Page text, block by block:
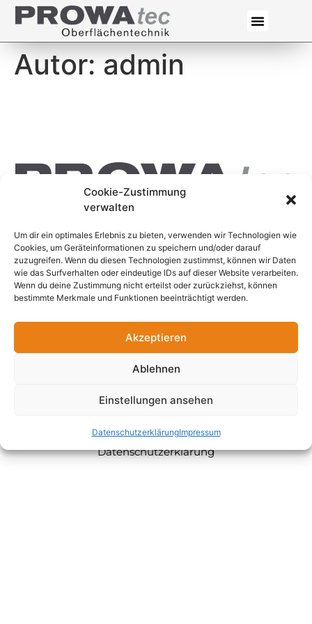
Cookie-Zustimmung
verwalten
Um dir ein optimales Erlebnis zu bieten, verwenden wir Technologien wie
Cookies, um Geräteinformationen zu speichern und/oder darauf
zuzugreifen. Wenn du diesen Technologien zustimmst, können wir Daten
wie das Surfverhalten oder eindeutige IDs auf dieser Website verarbeiten.
Wenn du deine Zustimmung nicht erteilst oder zurückziehst, können
bestimmte Merkmale und Funktionen beeinträchtigt werden.
Akzeptieren
Ablehnen
Einstellungen ansehen
DatenschutzerklärungImpressum
Autor:admin
Frank Warnicke | PROWAtec
0721 55 33 77
76189 Karlsruhe
Impressum
Datenschutzerklärung